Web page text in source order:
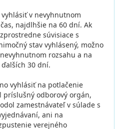
v nevyhnutnom
najdlhšie na 60 dní. Ak
súvisiace s
stav vyhlásený, možno
rozsahu a na
30 dní.
vyhlásiť na potlačenie
odborový orgán,
zamestnávateľ v súlade s
ani na
verejného